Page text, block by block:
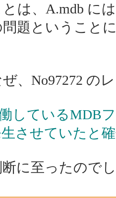
は、A.mdb に
題ということ
、No97272 の
しているMDB
させていたと
断に至ったので